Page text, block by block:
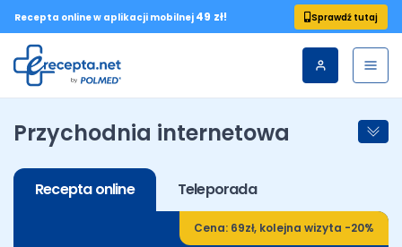
Recepta online w aplikacji mobilnej 49 zł! Sprawdź tutaj
Przychodnia internetowa
Recepta online Teleporada
Cena: 69zł, kolejna wizyta -20%